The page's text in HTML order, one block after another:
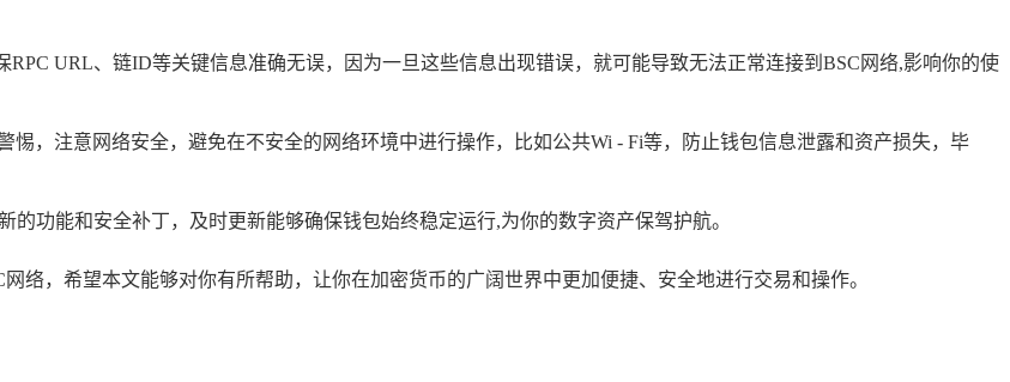
RPC URL、链ID等关键信息准确无误，因为一旦这些信息出现错误，就可能导致无法正常连接到BSC网络,影响你的使
惕，注意网络安全，避免在不安全的网络环境中进行操作，比如公共Wi - Fi等，防止钱包信息泄露和资产损失，毕
的功能和安全补丁，及时更新能够确保钱包始终稳定运行,为你的数字资产保驾护航。
络，希望本文能够对你有所帮助，让你在加密货币的广阔世界中更加便捷、安全地进行交易和操作。